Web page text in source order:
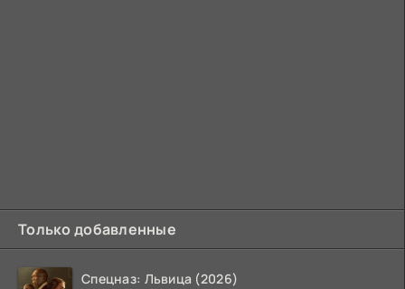
Только добавленные
Спецназ: Львица (2026)